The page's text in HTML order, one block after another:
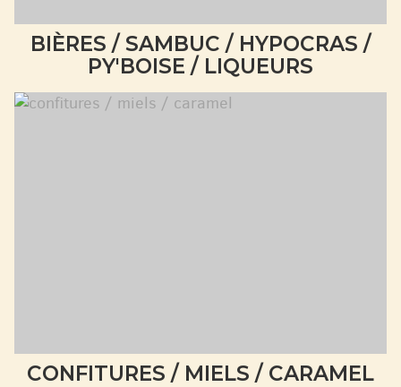
BIÈRES / SAMBUC / HYPOCRAS /
PY'BOISE / LIQUEURS
CONFITURES / MIELS / CARAMEL